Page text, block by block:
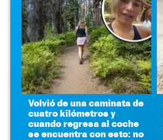
Volvió de una caminata de
cuatro kilómetros y
cuando regresa al coche
se encuentra con esto: no